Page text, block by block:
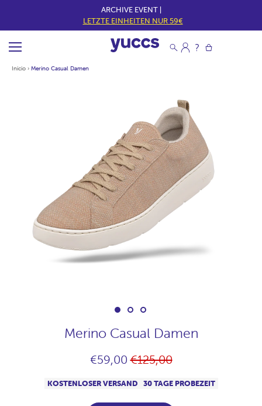
ARCHIVE EVENT |
LETZTE EINHEITEN NUR 59€
Inicio › Merino Casual Damen
Merino Casual Damen
€59,00Normaler
€125,00
KOSTENLOSER VERSAND 30 TAGE PROBEZEIT